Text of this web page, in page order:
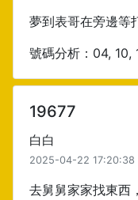
夢到表哥在旁邊等
號碼分析：04, 10,
19677
白白
2025-04-22 17:20:38
去舅舅家家找東西